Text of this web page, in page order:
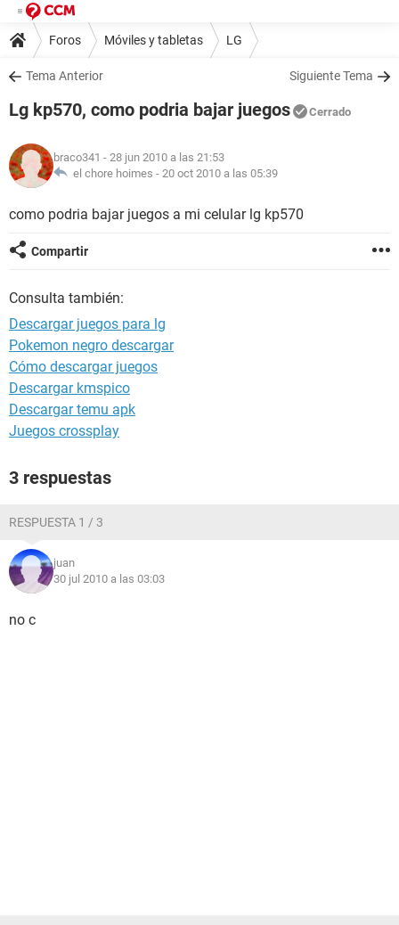
Foros Móviles y tabletas LG
Tema Anterior Siguiente Tema
Lg kp570, como podria bajar juegos Cerrado
braco341 - 28 jun 2010 a las 21:53
el chore hoimes - 20 oct 2010 a las 05:39
como podria bajar juegos a mi celular lg kp570
Compartir
Consulta también:
Descargar juegos para lg
Pokemon negro descargar
Cómo descargar juegos
Descargar kmspico
Descargar temu apk
Juegos crossplay
3 respuestas
RESPUESTA 1 / 3
juan
30 jul 2010 a las 03:03
no c